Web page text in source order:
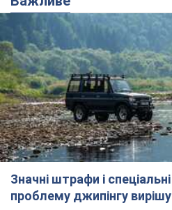
Підписатись
"Ці поставки повинні...
Важливе